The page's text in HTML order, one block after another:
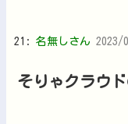
21: 名無しさん 2023/
そりゃクラウ